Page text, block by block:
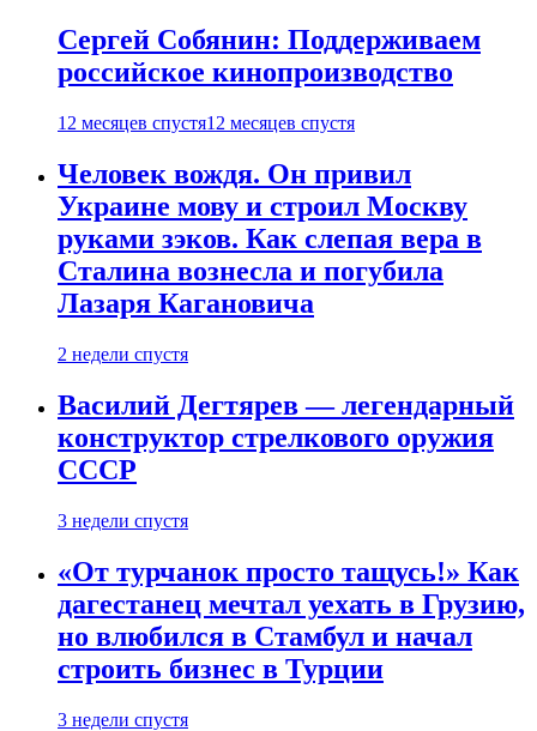
Сергей Собянин: Поддерживаем
российское кинопроизводство
12 месяцев спустя12 месяцев спустя
Человек вождя. Он привил
Украине мову и строил Москву
руками зэков. Как слепая вера в
Сталина вознесла и погубила
Лазаря Кагановича
2 недели спустя
Василий Дегтярев — легендарный
конструктор стрелкового оружия
СССР
3 недели спустя
«От турчанок просто тащусь!» Как
дагестанец мечтал уехать в Грузию,
но влюбился в Стамбул и начал
строить бизнес в Турции
3 недели спустя